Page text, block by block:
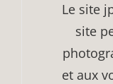
Le site
site
et aux